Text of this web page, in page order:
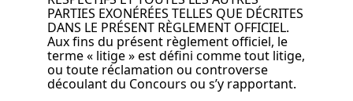
PARTIES EXONÉRÉES TELLES QUE DÉCRITES
DANS LE PRÉSENT RÈGLEMENT OFFICIEL.
Aux fins du présent règlement officiel, le
terme « litige » est défini comme tout litige,
ou toute réclamation ou controverse
découlant du Concours ou s’y rapportant.